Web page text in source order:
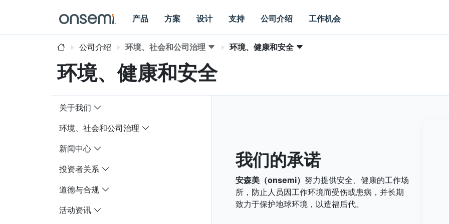
产品 方案 设计 支持 公司介绍 工作机会
公司介绍 环境、社会和公司治理 环境、健康和安全
环境、健康和安全
关于我们
环境、社会和公司治理
新闻中心
投资者关系
道德与合规
活动资讯
我们的承诺
安森美（onsemi） 努力提供安全、健康的工作场
所，防止人员因工作环境而受伤或患病，并长期
致力于保护地球环境，以造福后代。